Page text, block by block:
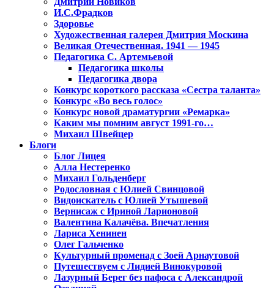
И.С.Фрадков
Здоровье
Художественная галерея Дмитрия Москина
Великая Отечественная. 1941 — 1945
Педагогика С. Артемьевой
Педагогика школы
Педагогика двора
Конкурс короткого рассказа «Сестра таланта»
Конкурс «Во весь голос»
Конкурс новой драматургии «Ремарка»
Каким мы помним август 1991-го…
Михаил Швейцер
Блоги
Блог Лицея
Алла Нестеренко
Михаил Гольденберг
Родословная с Юлией Свинцовой
Видоискатель с Юлией Утышевой
Вернисаж с Ириной Ларионовой
Валентина Калачёва. Впечатления
Лариса Хенинен
Олег Гальченко
Культурный променад с Зоей Арнаутовой
Путешествуем с Лидией Винокуровой
Лазурный Берег без пафоса с Александрой